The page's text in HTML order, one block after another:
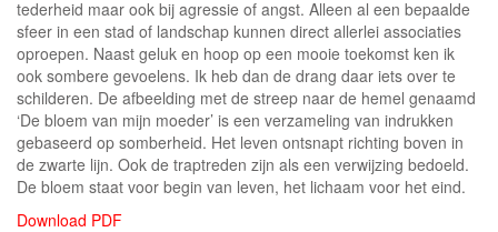
tederheid maar ook bij agressie of angst. Alleen al een bepaalde
sfeer in een stad of landschap kunnen direct allerlei associaties
oproepen. Naast geluk en hoop op een mooie toekomst ken ik
ook sombere gevoelens. Ik heb dan de drang daar iets over te
schilderen. De afbeelding met de streep naar de hemel genaamd
‘De bloem van mijn moeder’ is een verzameling van indrukken
gebaseerd op somberheid. Het leven ontsnapt richting boven in
de zwarte lijn. Ook de traptreden zijn als een verwijzing bedoeld.
De bloem staat voor begin van leven, het lichaam voor het eind.
Download PDF